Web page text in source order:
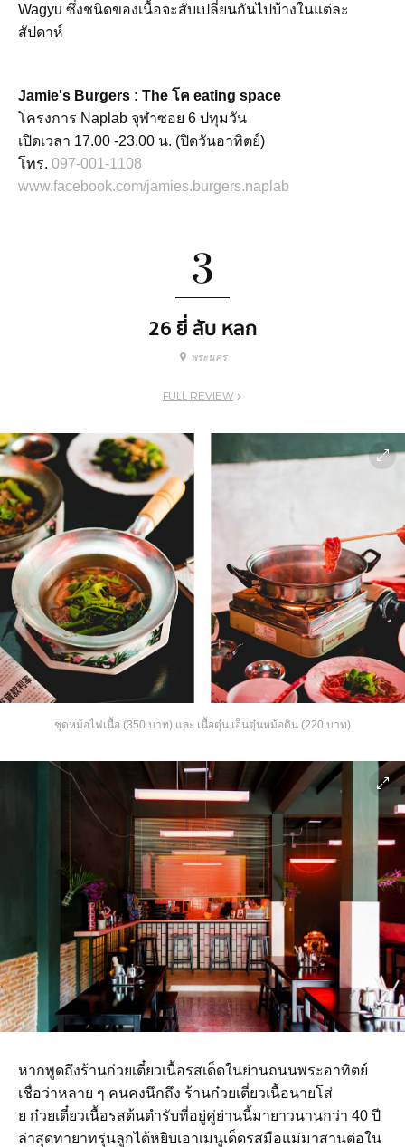
Wagyu ซึ่งชนิดของเนื้อจะสับเปลี่ยนกันไปบ้างในแต่ละ
สัปดาห์
Jamie's Burgers : The โค eating space
โครงการ Naplab จุฬาซอย 6 ปทุมวัน
เปิดเวลา 17.00 -23.00 น. (ปิดวันอาทิตย์)
โทร. 097-001-1108
www.facebook.com/jamies.burgers.naplab
3
26 ยี่ สับ หลก
พระนคร
FULL REVIEW
ชุดหม้อไฟเนื้อ (350 บาท) และ เนื้อตุ๋น เอ็นตุ๋นหม้อดิน (220 บาท)
หากพูดถึงร้านก๋วยเตี๋ยวเนื้อรสเด็ดในย่านถนนพระอาทิตย์
เชื่อว่าหลาย ๆ คนคงนึกถึง ร้านก๋วยเตี๋ยวเนื้อนายโส่
ย ก๋วยเตี๋ยวเนื้อรสต้นตำรับที่อยู่คู่ย่านนี้มายาวนานกว่า 40 ปี
ล่าสุดทายาทรุ่นลูกได้หยิบเอาเมนูเด็ดรสมือแม่มาสานต่อใน